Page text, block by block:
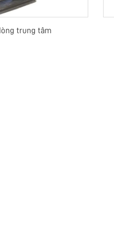
trung tâm